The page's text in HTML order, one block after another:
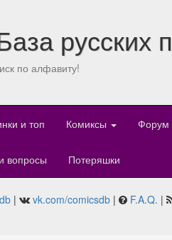
русских
по алфавиту!
и топ Комиксы Форум
вопросы Потеряшки
| vk.com/comicsdb | F.A.Q. |